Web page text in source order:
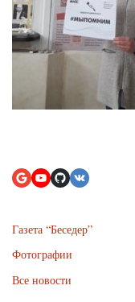
Газета “Беседер”
Фотографии
Все новости